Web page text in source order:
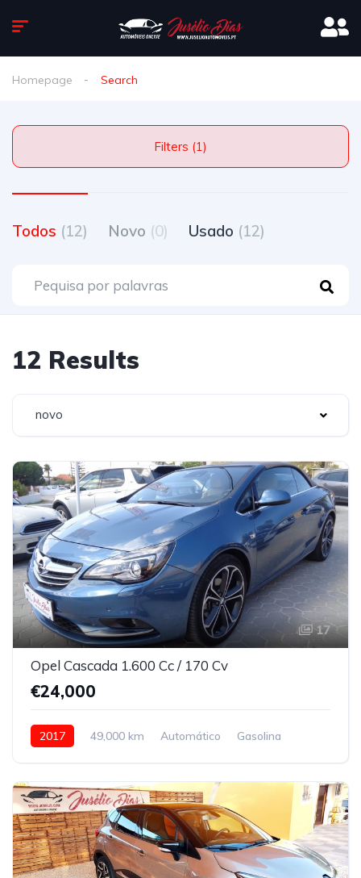
Homepage Search
Filters (1)
Todos (12) Novo (0) Usado (12)
12 Results
novo
17
Opel Cascada 1.600 Cc / 170 Cv
€24,000
2017 49,000 km Automático Gasolina